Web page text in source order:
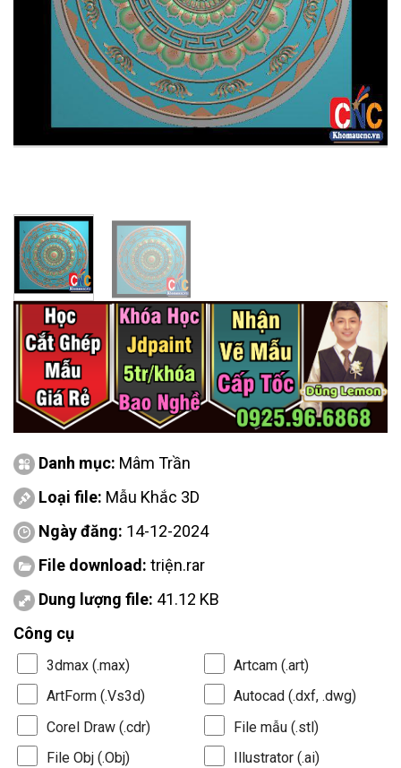
Danh mục: Mâm Trần
Loại file: Mẫu Khắc 3D
Ngày đăng: 14-12-2024
File download: triện.rar
Dung lượng file: 41.12 KB
Công cụ
3dmax (.max)
Artcam (.art)
ArtForm (.Vs3d)
Autocad (.dxf, .dwg)
Corel Draw (.cdr)
File mẫu (.stl)
File Obj (.Obj)
Illustrator (.ai)